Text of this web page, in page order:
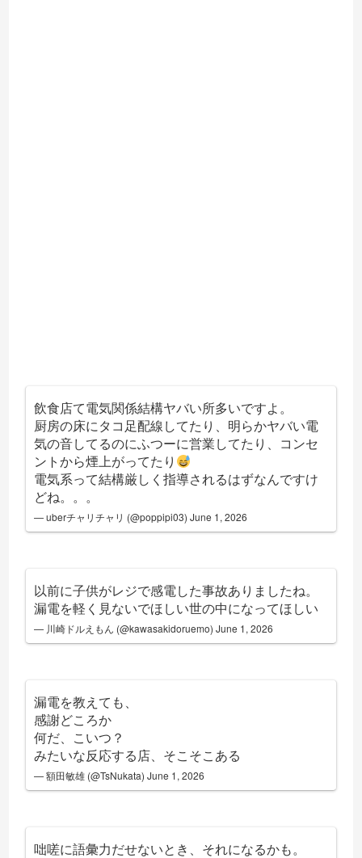
飲食店て電気関係結構ヤバい所多いですよ。
厨房の床にタコ足配線してたり、明らかヤバい電
気の音してるのにふつーに営業してたり、コンセ
ントから煙上がってたり
電気系って結構厳しく指導されるはずなんですけ
どね。。。
— uberチャリチャリ (@poppipi03)June 1, 2026
以前に子供がレジで感電した事故ありましたね。
漏電を軽く見ないでほしい世の中になってほしい
— 川崎ドルえもん (@kawasakidoruemo)June 1, 2026
漏電を教えても、
感謝どころか
何だ、こいつ？
みたいな反応する店、そこそこある
— 額田敏雄 (@TsNukata)June 1, 2026
咄嗟に語彙力だせないとき、それになるかも。